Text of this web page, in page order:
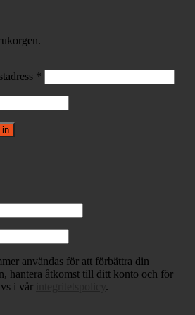
*
in
användas för att förbättra din
hantera åtkomst till ditt konto och för
i vår
.